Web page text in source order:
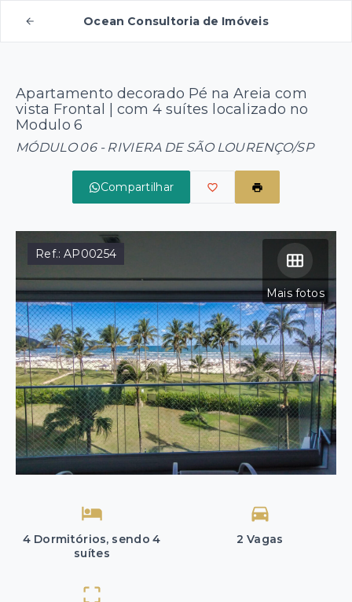
Ocean Consultoria de Imóveis
Apartamento decorado Pé na Areia com
vista Frontal | com 4 suítes localizado no
Modulo 6
MÓDULO 06 - RIVIERA DE SÃO LOURENÇO/SP
Compartilhar
Mais fotos
Ref.:AP00254
4 Dormitórios, sendo 4
suítes
2 Vagas